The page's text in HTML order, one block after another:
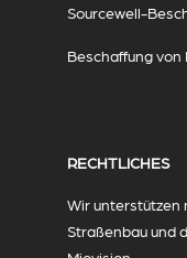
Sourcewell-
Beschaffung von
RECHTLICHES
Wir unterstützen
Straßenbau und